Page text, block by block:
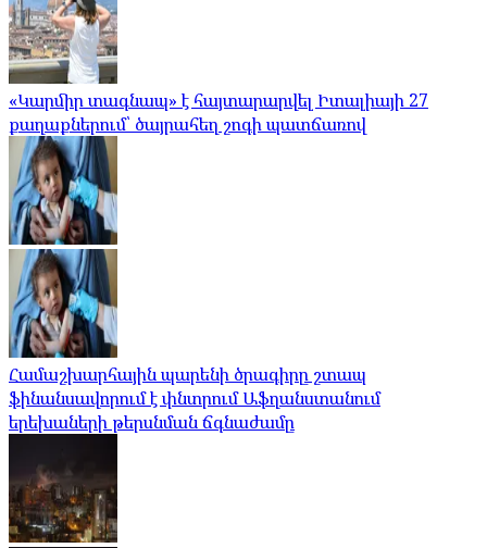
«Կարմիր տագնապ» է հայտարարվել Իտալիայի 27
քաղաքներում՝ ծայրահեղ շոգի պատճառով
Համաշխարհային պարենի ծրագիրը շտապ
ֆինանսավորում է փնտրում Աֆղանստանում
երեխաների թերսնման ճգնաժամը